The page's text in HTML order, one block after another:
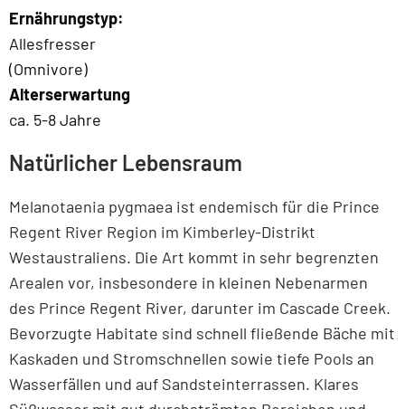
Ernährungstyp:
Allesfresser
(Omnivore)
Alterserwartung
ca. 5-8 Jahre
Natürlicher Lebensraum
Melanotaenia pygmaea ist endemisch für die Prince
Regent River Region im Kimberley-Distrikt
Westaustraliens. Die Art kommt in sehr begrenzten
Arealen vor, insbesondere in kleinen Nebenarmen
des Prince Regent River, darunter im Cascade Creek.
Bevorzugte Habitate sind schnell fließende Bäche mit
Kaskaden und Stromschnellen sowie tiefe Pools an
Wasserfällen und auf Sandsteinterrassen. Klares